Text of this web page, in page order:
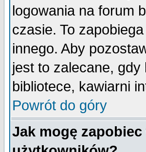
logowania na forum
czasie. To
innego. Aby
jest to zalecane,
bibliotece, kawiarni
Powrót do góry
Jak mogę